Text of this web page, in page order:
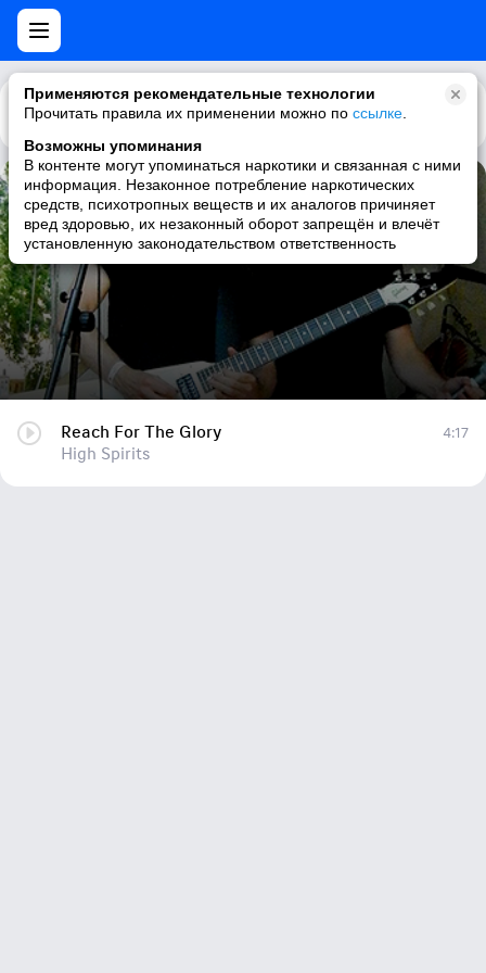
Применяются рекомендательные технологии
Прочитать правила их применении можно по ссылке
Возможны упоминания
В контенте могут упоминаться наркотики и связанная с ними
информация. Незаконное потребление наркотических
средств, психотропных веществ и их аналогов причиняет
вред здоровью, их незаконный оборот запрещён и влечёт
установленную законодательством ответственность
Каталог Рекомендации
Reach For The Glory
High Spirits
Reach For The Glory
High Spirits
4:17